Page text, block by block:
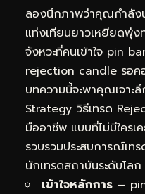
ลองนึกภาพว่าคุณกำลัง
แท่งเทียนยาวเหยียดพุ่
จังหวะที่คนเข้าใจ pin
rejection candle รอค
บทความนี้จะพาคุณเจา
Strategy วิธีเทรด
มืออาชีพ แบบที่ไม่มีใคร
รวบรวมประสบการณ์เท
นักเทรดสถาบันระดับโล
เข้าใจหลักการ —